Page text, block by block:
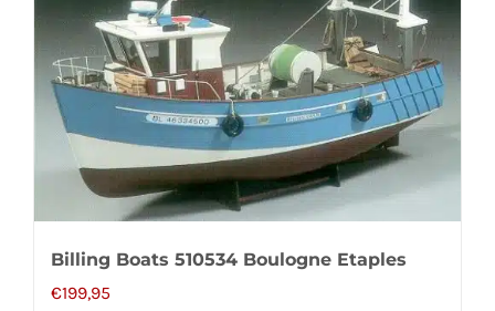
Billing Boats 510534 Boulogne Etaples
€199,95